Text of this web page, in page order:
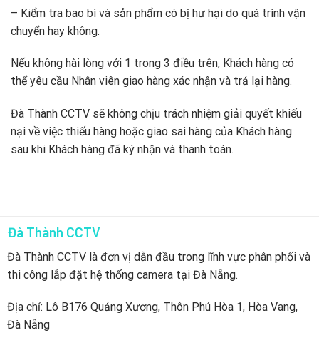
– Kiểm tra bao bì và sản phẩm có bị hư hại do quá trình vận
chuyển hay không.
Nếu không hài lòng với 1 trong 3 điều trên, Khách hàng có
thể yêu cầu Nhân viên giao hàng xác nhận và trả lại hàng.
Đà Thành CCTV sẽ không chịu trách nhiệm giải quyết khiếu
nại về việc thiếu hàng hoặc giao sai hàng của Khách hàng
sau khi Khách hàng đã ký nhận và thanh toán.
Đà Thành CCTV
Đà Thành CCTV là đơn vị dẫn đầu trong lĩnh vực phân phối và
thi công lắp đặt hệ thống camera tại Đà Nẵng.
Địa chỉ: Lô B176 Quảng Xương, Thôn Phú Hòa 1, Hòa Vang,
Đà Nẵng